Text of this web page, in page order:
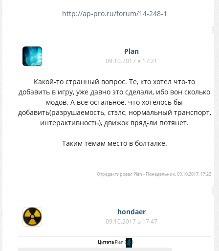
http://ap-pro.ru/forum/14-248-1
Plan
09.10.2017 в 17:21
Какой-то странный вопрос. Те, кто хотел что-то
добавить в игру, уже давно это сделали, ибо вон сколько
модов. А всё остальное, что хотелось бы
добавить(разрушаемость, стэлс, нормальный транспорт,
интерактивность), движок вряд-ли потянет.
Таким темам место в болталке.
Отредактировал Plan - Понедельник, 09.10.2017, 17:22
hondaer
09.10.2017 в 17:47
ЦитатаPlan ( )